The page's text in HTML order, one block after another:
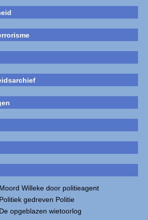
Moord Willeke door politieagent
Politiek gedreven Politie
De opgeblazen wietoorlog